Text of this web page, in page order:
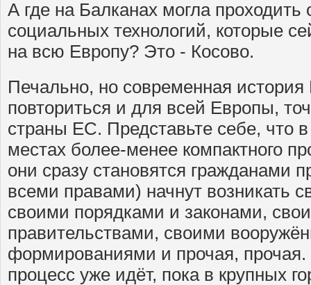
А где на Балканах могла проходить
социальных технологий, которые
на всю Европу? Это - Косово.
Печально, но современная
повториться и для всей Европы,
страны ЕС. Представьте себе, что
местах более-менее компактного
они сразу становятся гражданами
всеми правами) начнут возникать
своими порядками и законами,
правительствами, своими
формированиями и прочая, прочая.
процесс уже идёт, пока в крупных